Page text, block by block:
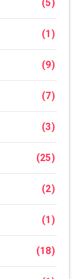
(5)
(1)
(9)
(7)
(3)
(25)
(2)
(1)
(18)